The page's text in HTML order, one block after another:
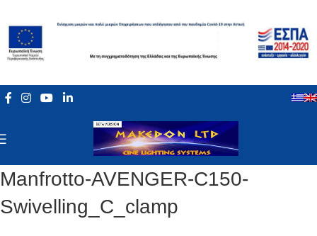
Manfrotto-AVENGER-C150-
Swivelling_C_clamp